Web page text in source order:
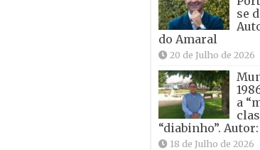
se
do Amaral
20 de Julho de 2026
a
“diabinho”.
18 de Julho de 2026